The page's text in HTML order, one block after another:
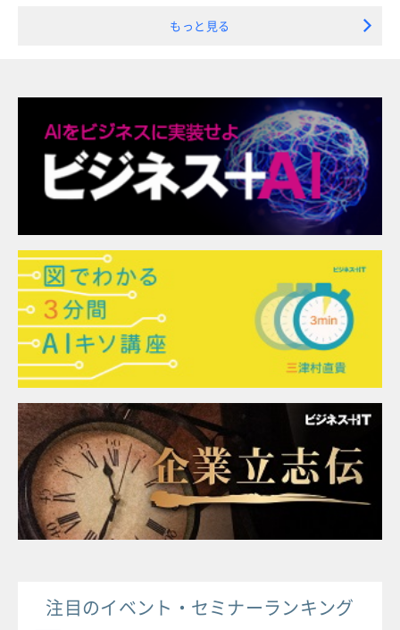
もっと見る
注目のイベント・セミナーランキング